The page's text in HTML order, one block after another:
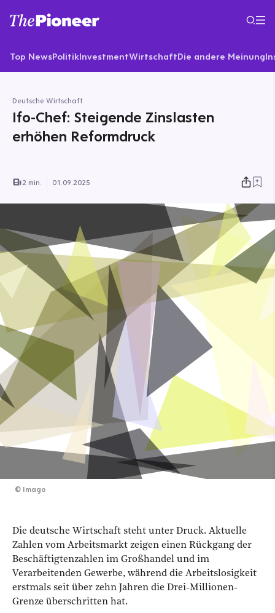
Top NewsPolitikInvestmentWirtschaftDie andere Meinung
Deutsche Wirtschaft
Ifo-Chef: Steigende Zinslasten
erhöhen Reformdruck
2 min. 01.09.2025
© Imago
Die deutsche Wirtschaft steht unter Druck. Aktuelle
Zahlen vom Arbeitsmarkt zeigen einen Rückgang der
Beschäftigtenzahlen im Großhandel und im
Verarbeitenden Gewerbe, während die Arbeitslosigkeit
erstmals seit über zehn Jahren die Drei-Millionen-
Grenze überschritten hat.